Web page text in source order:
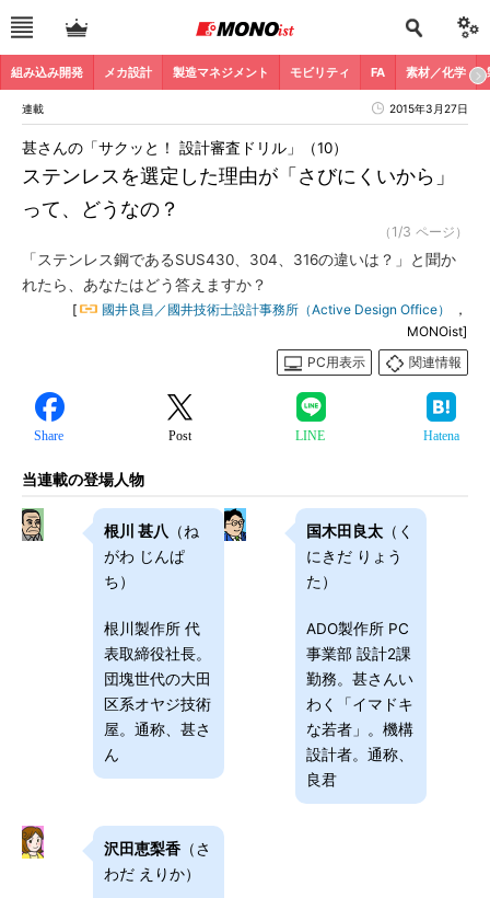
組み込み開発 メカ設計 製造マネジメント モビリティ FA 素材／化学
連載 2015年3月27日
ステンレスを選定した理由が「さびにくいから」
って、どうなの？
甚さんの「サクッと！ 設計審査ドリル」（10）
（1/3 ページ）
「ステンレス鋼であるSUS430、304、316の違いは？」と聞か
れたら、あなたはどう答えますか？
[ 國井良昌／國井技術士設計事務所（Active Design Office）
，
MONOist]
PC用表示
関連情報
Share Post LINE Hatena
当連載の登場人物
根川 甚八 （ね
がわ じんぱ
ち）
根川製作所 代
表取締役社長。
団塊世代の大田
区系オヤジ技術
屋。通称、甚さ
ん
国木田良太 （く
にきだ りょう
た）
ADO製作所 PC
事業部 設計2課
勤務。甚さんい
わく「イマドキ
な若者」。機構
設計者。通称、
良君
沢田恵梨香 （さ
わだ えりか）